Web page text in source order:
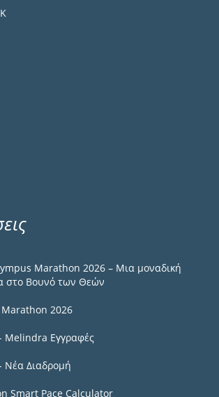
Marathon 2026 – Μια μοναδική
στο Βουνό των Θεών
2026
Εγγραφές
Διαδρομή
Smart Pace Calculator